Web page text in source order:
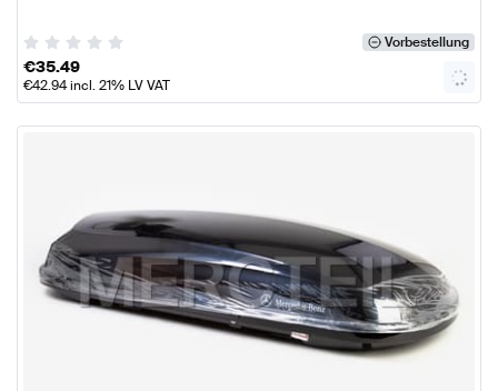
Vorbestellung
€35.49
€42.94incl. 21% LV VAT